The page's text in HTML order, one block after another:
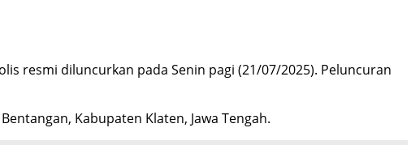
resmi diluncurkan pada Senin pagi (21/07/2025). Peluncuran
Kabupaten Klaten, Jawa Tengah.